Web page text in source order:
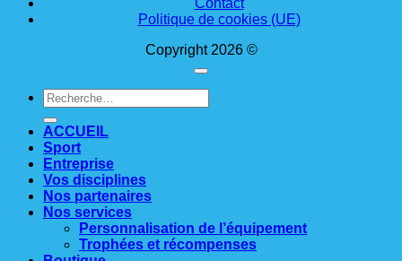
Politique de cookies (UE)
Copyright 2026 ©
Recherche
pour :
ACCUEIL
Sport
Entreprise
Vos disciplines
Nos partenaires
Nos services
Personnalisation de l’équipement
Trophées et récompenses